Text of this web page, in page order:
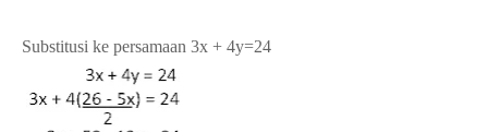
Substitusi ke persamaan 3x + 4y=24